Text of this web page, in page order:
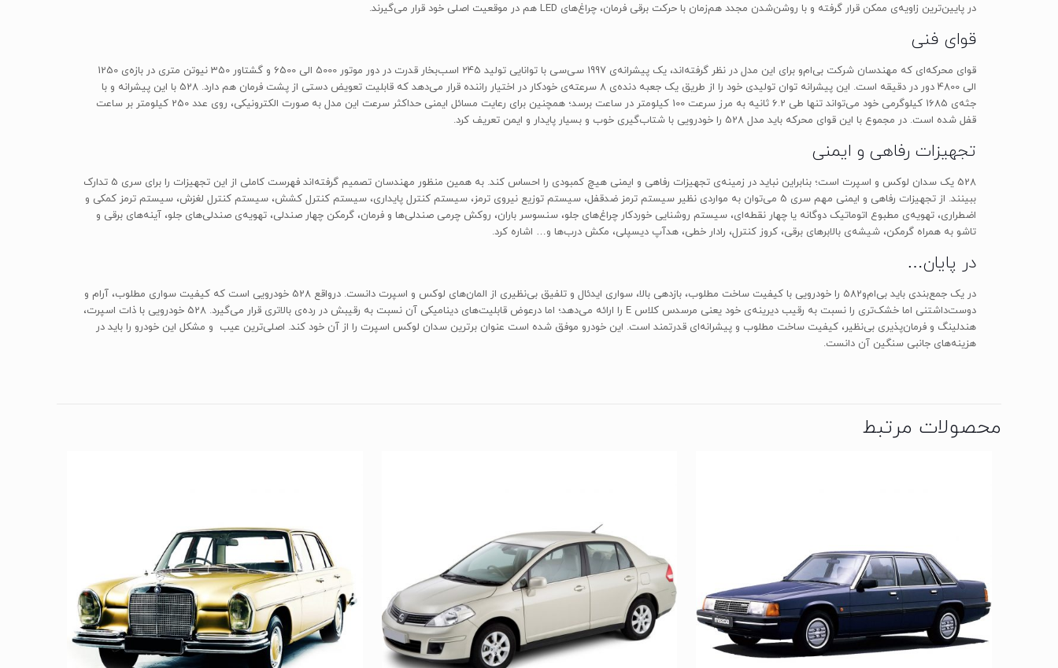
در پایین‌ترین زاویه‌ی ممکن قرار گرفته و با روشن‌شدن مجدد هم‌زمان با حرکت برقی فرمان، چراغ‌های LED هم در موقعیت اصلی خود قرار می‌گیرند.
قوای فنی
قوای محرکه‌ای که مهندسان شرکت بی‌ام‌و برای این مدل در نظر گرفته‌اند، یک پیشرانه‌ی 1997 سی‌سی با توانایی تولید 245 اسب‌بخار قدرت در دور موتور 5000 الی 6500 و گشتاور 350 نیوتن متری در بازه‌ی 1250
الی 4800 دور در دقیقه است. این پیشرانه توان تولیدی خود را از طریق یک جعبه دنده‌ی 8 سرعته‌ی خودکار در اختیار راننده قرار می‌دهد که قابلیت تعویض دستی از پشت فرمان هم دارد. 528 با این پیشرانه و با
جثه‌ی 1685 کیلوگرمی خود می‌تواند تنها طی 6.2 ثانیه به مرز سرعت 100 کیلومتر در ساعت برسد؛ همچنین برای رعایت مسائل ایمنی حداکثر سرعت این مدل به صورت الکترونیکی، روی عدد 250 کیلومتر بر ساعت
قفل شده است. در مجموع با این قوای محرکه باید مدل 528 را خودرویی با شتاب‌گیری خوب و بسیار پایدار و ایمن تعریف کرد.
تجهیزات رفاهی و ایمنی
528 یک سدان لوکس و اسپرت است؛ بنابراین نباید در زمینه‌ی تجهیزات رفاهی و ایمنی هیچ کمبودی را احساس کند. به همین منظور مهندسان تصمیم گرفته‌اند فهرست کاملی از این تجهیزات را برای سری 5 تدارک
ببینند. از تجهیزات رفاهی و ایمنی مهم سری 5 می‌توان به مواردی نظیر سیستم ترمز ضدقفل، سیستم توزیع نیروی ترمز، سیستم کنترل پایداری، سیستم کنترل کشش، سیستم کنترل لغزش، سیستم ترمز کمکی و
اضطراری، تهویه‌ی مطبوع اتوماتیک دوگانه یا چهار نقطه‌ای، سیستم روشنایی خوردکار چراغ‌های جلو، سنسوسر باران، روکش چرمی صندلی‌ها و فرمان، گرمکن چهار صندلی، تهویه‌ی صندلی‌های جلو، آینه‌های برقی و
تاشو به همراه گرمکن، شیشه‌ی بالابرهای برقی، کروز کنترل، رادار خطی، هدآپ دیسپلی، مکش درب‌ها و… اشاره کرد.
در پایان…
در یک جمع‌بندی باید بی‌ام‌و582 را خودرویی با کیفیت ساخت مطلوب، بازدهی بالا، سواری ایدئال و تلفیق بی‌نظیری از المان‌های لوکس و اسپرت دانست. درواقع 528 خودرویی است که کیفیت سواری مطلوب، آرام و
دوست‌داشتنی اما خشک‌تری را نسبت به رقیب دیرینه‌ی خود یعنی مرسدس کلاس E را ارائه می‌دهد؛ اما درعوض قابلیت‌های دینامیکی آن نسبت به رقیبش در رده‌ی بالاتری قرار می‌گیرد. 528 خودرویی با ذات اسپرت،
هندلینگ و فرمان‌پذیری بی‌نظیر، کیفیت ساخت مطلوب و پیشرانه‌ای قدرتمند است. این خودرو موفق شده است عنوان برترین سدان لوکس اسپرت را از آن خود کند. اصلی‌ترین عیب و مشکل این خودرو را باید در
هزینه‌های جانبی سنگین آن دانست.
محصولات مرتبط